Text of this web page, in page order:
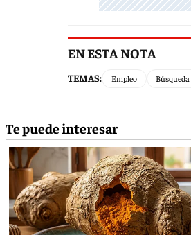
EN ESTA NOTA
TEMAS: Empleo